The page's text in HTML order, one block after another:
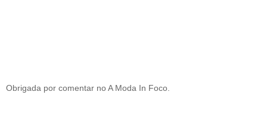
Obrigada por comentar no A Moda In Foco.